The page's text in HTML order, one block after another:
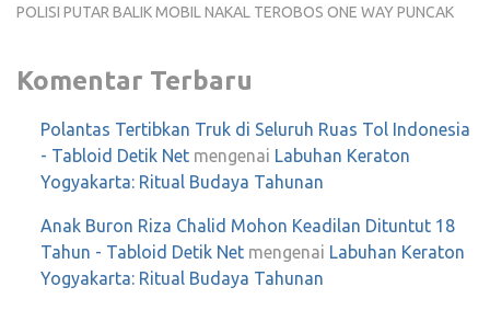
POLISI PUTAR BALIK MOBIL NAKAL TEROBOS ONE WAY PUNCAK
Komentar Terbaru
Polantas Tertibkan Truk di Seluruh Ruas Tol Indonesia
- Tabloid Detik Net mengenai Labuhan Keraton
Yogyakarta: Ritual Budaya Tahunan
Anak Buron Riza Chalid Mohon Keadilan Dituntut 18
Tahun - Tabloid Detik Net mengenai Labuhan Keraton
Yogyakarta: Ritual Budaya Tahunan